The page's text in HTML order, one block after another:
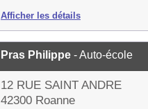
Afficher les détails
Pras Philippe - Auto-école
12 RUE SAINT ANDRE
42300 Roanne